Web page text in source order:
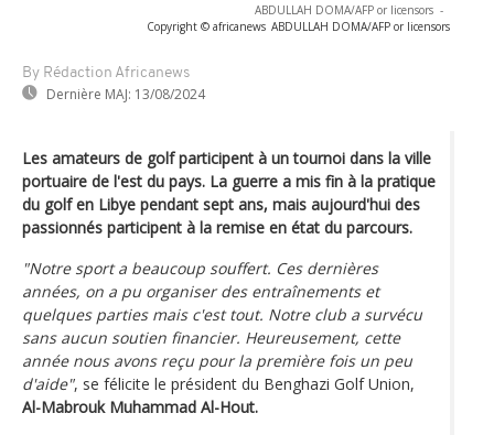
ABDULLAH DOMA/AFP or licensors -
Copyright © africanews ABDULLAH DOMA/AFP or licensors
By Rédaction Africanews
Dernière MAJ: 13/08/2024
Les amateurs de golf participent à un tournoi dans la ville
portuaire de l'est du pays. La guerre a mis fin à la pratique
du golf en Libye pendant sept ans, mais aujourd'hui des
passionnés participent à la remise en état du parcours.
"Notre sport a beaucoup souffert. Ces dernières
années, on a pu organiser des entraînements et
quelques parties mais c'est tout. Notre club a survécu
sans aucun soutien financier. Heureusement, cette
année nous avons reçu pour la première fois un peu
d'aide", se félicite le président du Benghazi Golf Union,
Al-Mabrouk Muhammad Al-Hout.